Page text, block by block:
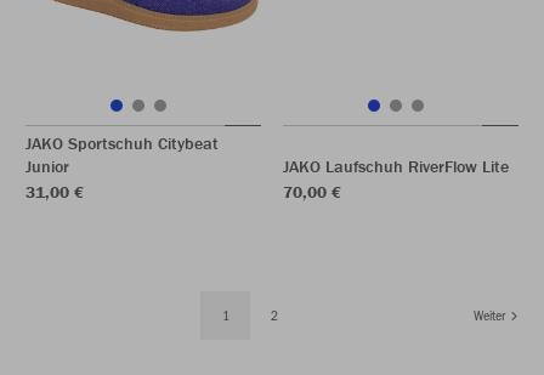
JAKO Sportschuh Citybeat
Junior
31,00 €
JAKO Laufschuh RiverFlow Lite
70,00 €
1 2 Weiter